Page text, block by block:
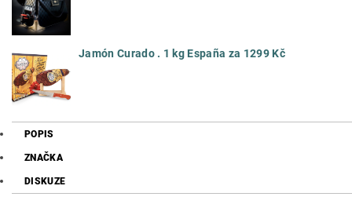
Jamón Curado . 1 kg España za 1299 Kč
POPIS
ZNAČKA
DISKUZE